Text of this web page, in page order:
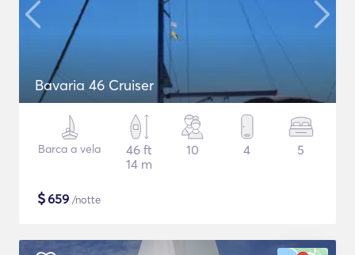
Bavaria 46 Cruiser
Barca a vela
46 ft
14 m
10 4 5
$659 /notte